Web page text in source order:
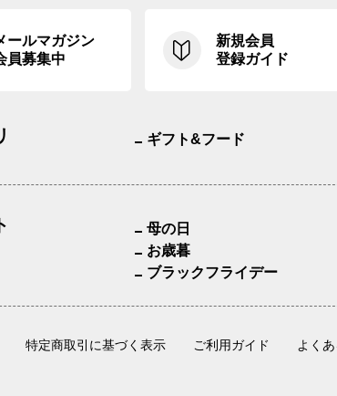
ールマガジン
員募集中
新規会員
登録ガイド
ギフト&フード
母の日
お歳暮
ブラックフライデー
特定商取引に基づく表示 ご利用ガイド よく